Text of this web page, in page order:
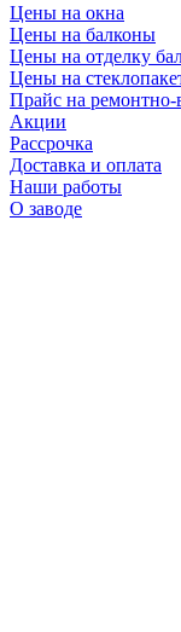
Цены на окна
Цены на балконы
Цены на отделку
Цены на
Прайс на
Акции
Рассрочка
Доставка и оплата
Наши работы
О заводе